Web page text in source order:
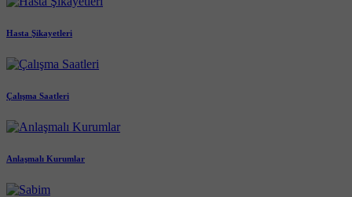
Hasta Şikayetleri
Çalışma Saatleri
Anlaşmalı Kurumlar